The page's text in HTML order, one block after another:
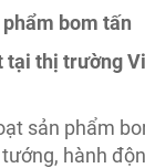
bom tấn
thị trường
sản phẩm
hành